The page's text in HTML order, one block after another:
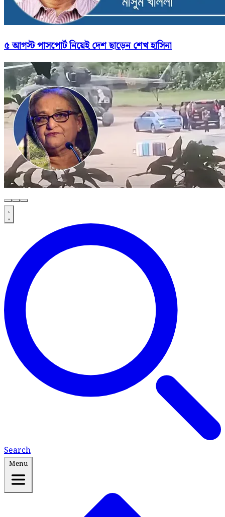
৫ আগস্ট পাসপোর্ট নিয়েই দেশ ছাড়েন শেখ হাসিনা
Search
Menu